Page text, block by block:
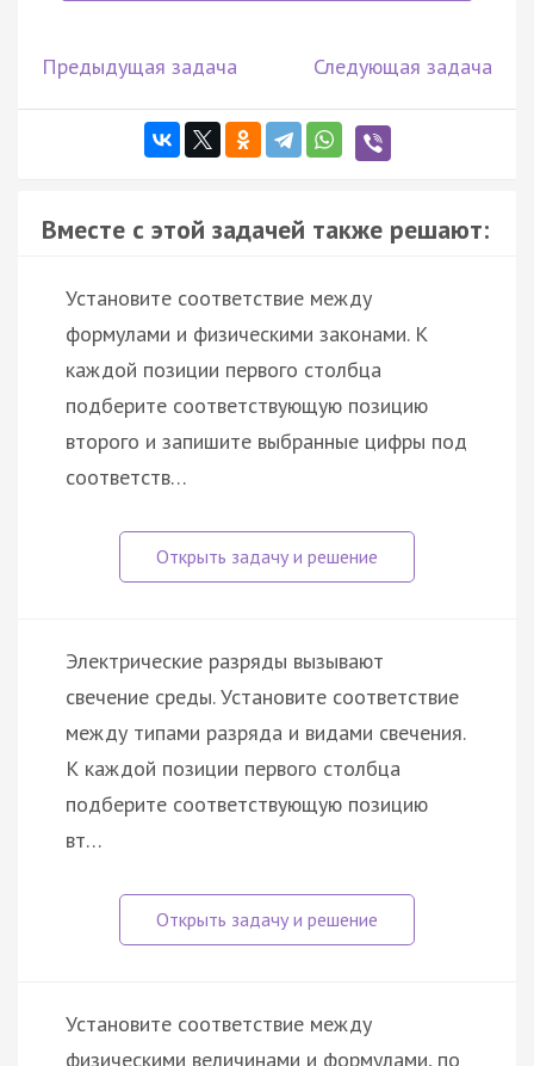
Предыдущая задача Следующая задача
Вместе с этой задачей также решают:
Установите соответствие между
формулами и физическими законами. К
каждой позиции первого столбца
подберите соответствующую позицию
второго и запишите выбранные цифры под
соответств…
Электрические разряды вызывают
свечение среды. Установите соответствие
между типами разряда и видами свечения.
К каждой позиции первого столбца
подберите соответствующую позицию
вт…
Установите соответствие между
физическими величинами и формулами, по